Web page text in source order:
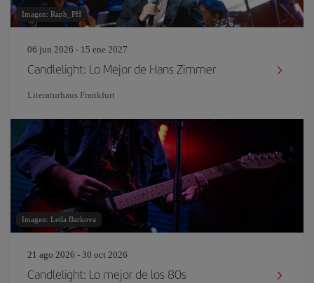
Imagen: Raph_PH
06 jun 2026 - 15 ene 2027
Candlelight: Lo Mejor de Hans Zimmer
Literaturhaus Frankfurt
Imagen: Leila Barkova
21 ago 2026 - 30 oct 2026
Candlelight: Lo mejor de los 80s